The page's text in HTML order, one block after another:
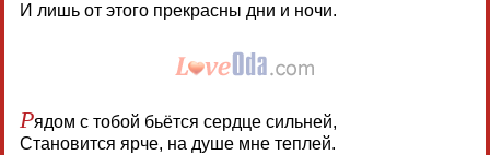
И лишь от этого прекрасны дни и ночи.
Рядом с тобой бьётся сердце сильней,
Становится ярче, на душе мне теплей.